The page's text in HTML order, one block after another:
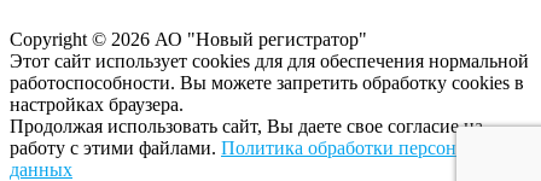
Copyright © 2026 АО "Новый регистратор"
Этот сайт использует cookies для для обеспечения нормальной
работоспособности. Вы можете запретить обработку сookies в
настройках браузера.
Продолжая использовать сайт, Вы даете свое согласие на
работу с этими файлами. Политика обработки персональных
данных